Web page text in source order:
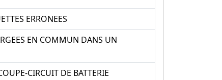
ERRONEES
EN COMMUN DANS UN
CIRCUIT DE BATTERIE